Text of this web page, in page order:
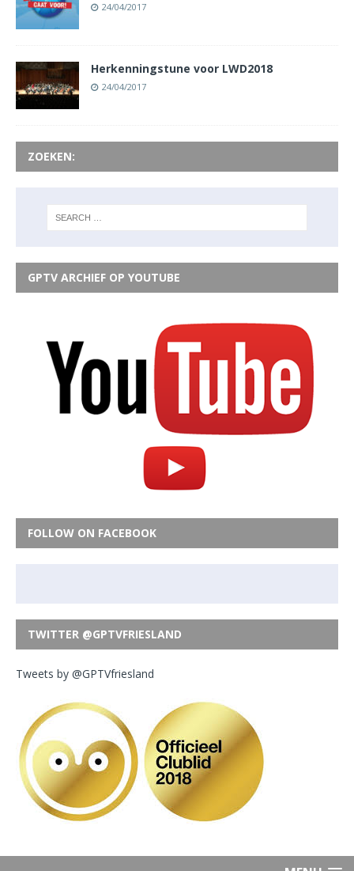
24/04/2017
Herkenningstune voor LWD2018
24/04/2017
ZOEKEN:
GPTV ARCHIEF OP YOUTUBE
FOLLOW ON FACEBOOK
TWITTER @GPTVFRIESLAND
Tweets by @GPTVfriesland